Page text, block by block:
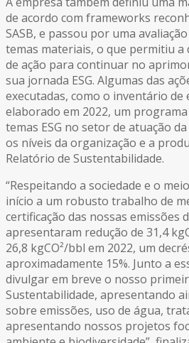
de acordo com frameworks
SASB, e passou por uma
temas materiais, o que permitiu a
de ação para continuar no
sua jornada ESG. Algumas das
executadas, como o inventário de
elaborado em 2022, um
temas ESG no setor de atuação
os níveis da organização e a
Relatório de Sustentabilidade.
“Respeitando a sociedade e o
início a um robusto trabalho de
certificação das nossas emissões
apresentaram redução de 31,4
26,8 kgCO²/bbl em 2022, um
aproximadamente 15%. Junto a
divulgar em breve o nosso
Sustentabilidade, apresentando
sobre emissões, uso de água,
apresentando nossos projetos